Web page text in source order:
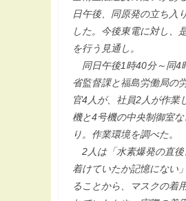
日午後、同原発の立ち入
した。今後東電に対し、
を行う見通し。
同日午後1時40分～同4
省監督課と福島労働局の
官4人が、社員2人が作業
機と4号機の中央制御室な
り。作業環境を調べた。
2人は「水素爆発の直後
着けていたか記憶にない
ることから、マスクの着